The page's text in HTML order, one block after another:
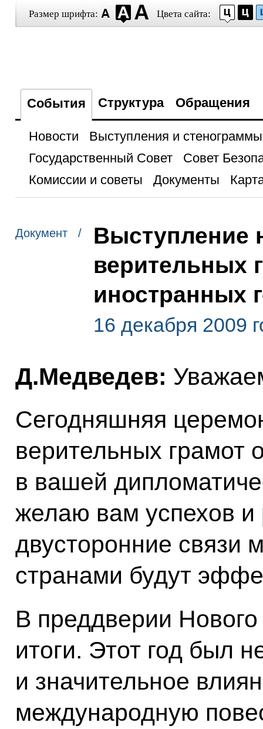
Размер шрифта: Цвета сайта:
События Структура Обращения
Новости
Выступления и стенограммы
Государственный Совет
Совет
Комиссии и советы
Документы
Документ /
Выступление
верительных
иностранных
16 декабря 2009
Д.Медведев:
Сегодняшняя
верительных грамот
в вашей
желаю вам успехов и
двусторонние связи
странами будут
В преддверии
итоги. Этот год был
и значительное
международную